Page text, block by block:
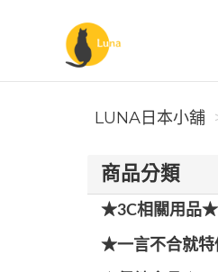
Luna日本小舖
LUNA日本小舖
商品分類
★3C相關用品★
★一言不合就